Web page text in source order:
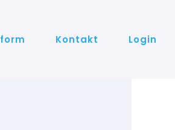
Kontakt Login